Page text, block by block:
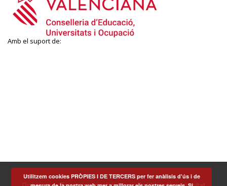
Amb el suport de:
Utilitzem cookies PRÒPIES I DE TERCERS per fer anàlisis d'ús i de